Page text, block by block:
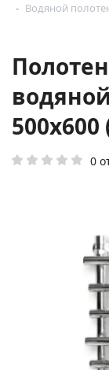
Водяной
500x600
0